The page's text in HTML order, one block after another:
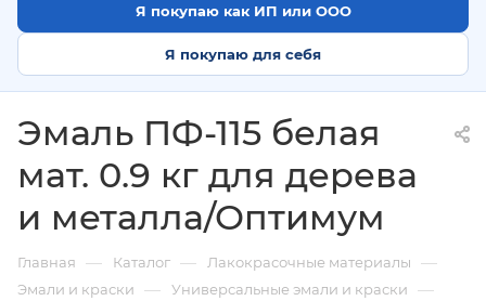
Я покупаю как ИП или ООО
Я покупаю для себя
Эмаль ПФ-115 белая
мат. 0.9 кг для дерева
и металла/Оптимум
Главная — Каталог — Лакокрасочные материалы —
Эмали и краски — Универсальные эмали и краски —